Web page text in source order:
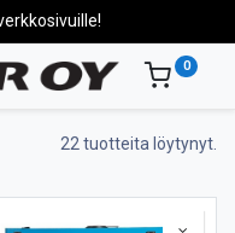
0
22 tuotteita löytynyt.